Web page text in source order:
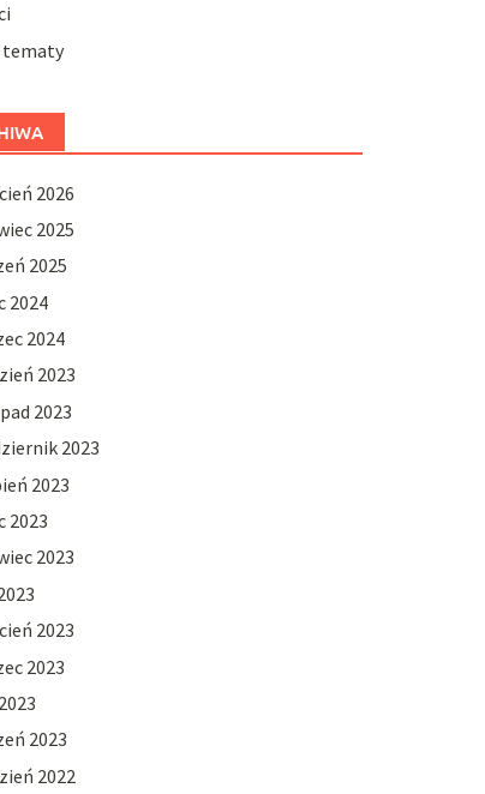
tematy
2026
2025
2025
2024
2024
2023
2023
2023
2023
2023
2023
2023
2023
2023
2022